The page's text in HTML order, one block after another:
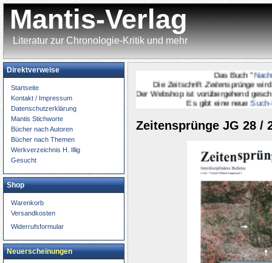
Mantis-Verlag
Literatur zur Chronologie-Kritik und mehr
Das Buch "Nachruf
Die ZeitschriftZeitensprüngewird
Der Webshop ist vorübergehend
Es gibt eine neueSuch-Seite
Zeitensprünge JG 28 /
Direktverweise
Startseite
Kontakt / Impressum
Datenschutzerklärung
Mantis Stichworte
Bücher nach Autoren
Bücher nach Themen
Werkverzeichnis H. Illig
Gesucht
Shop
Warenkorb
Versandkosten
Widerrufsformular
Neuerscheinungen